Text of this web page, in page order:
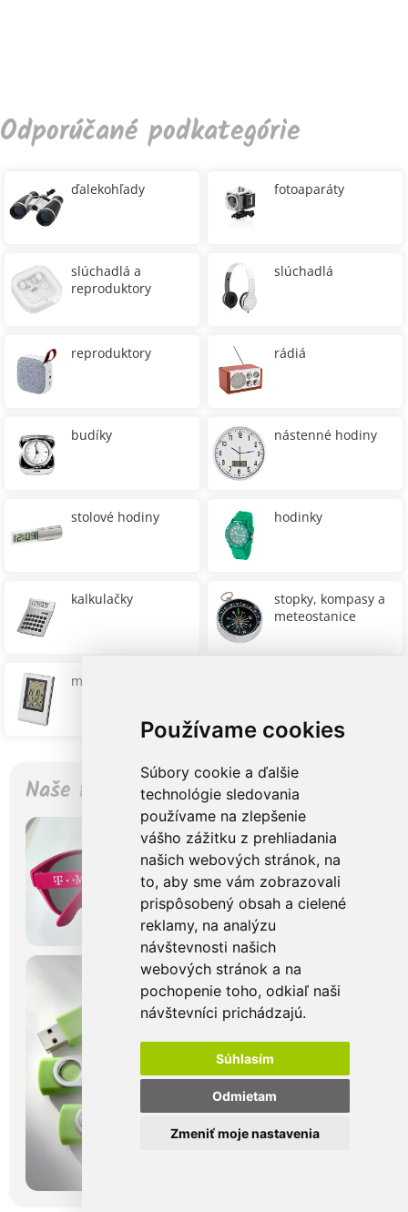
Používame cookies
Súbory cookie a ďalšie
technológie sledovania
používame na zlepšenie
vášho zážitku z prehliadania
našich webových stránok, na
to, aby sme vám zobrazovali
prispôsobený obsah a cielené
reklamy, na analýzu
návštevnosti našich
webových stránok a na
pochopenie toho, odkiaľ naši
návštevníci prichádzajú.
Súhlasím
Odmietam
Zmeniť moje nastavenia
Odporúčané podkategórie
ďalekohľady fotoaparáty
slúchadlá a
reproduktory
slúchadlá
reproduktory rádiá
budíky nástenné hodiny
stolové hodiny hodinky
kalkulačky
stopky, kompasy a
meteostanice
meteostanice
Naše referencie – Inšpirujte sa…